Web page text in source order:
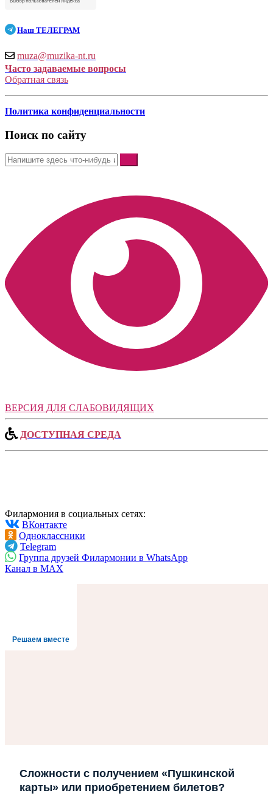
Наш ТЕЛЕГРАМ
muza@muzika-nt.ru
Часто задаваемые вопросы
Обратная связь
Политика конфиденциальности
Поиск по сайту
ВЕРСИЯ ДЛЯ СЛАБОВИДЯЩИХ
ДОСТУПНАЯ СРЕДА
Филармония в социальных сетях:
ВКонтакте
Одноклассники
Telegram
Группа друзей Филармонии в WhatsApp
Канал в MAX
Решаем вместе
Сложности с получением «Пушкинской
карты» или приобретением билетов?